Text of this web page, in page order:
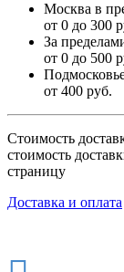
Москва в
от 0 до 300
За
от 0 до 500
от 400 руб.
Стоимость
стоимость
страницу
Доставка и оплата